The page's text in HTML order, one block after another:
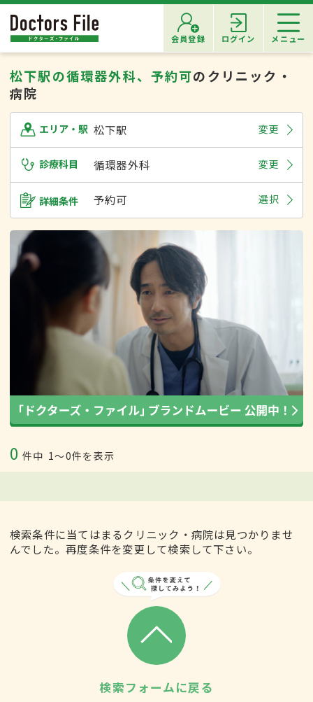
会員登録 ログイン メニュー
松下駅の循環器外科、予約可のクリニック・
病院
エリア・駅 松下駅 変更
診療科目 循環器外科 変更
詳細条件 予約可 選択
0 件中 1〜0件を表示
検索条件に当てはまるクリニック・病院は見つかりませ
んでした。再度条件を変更して検索して下さい。
検索フォームに戻る